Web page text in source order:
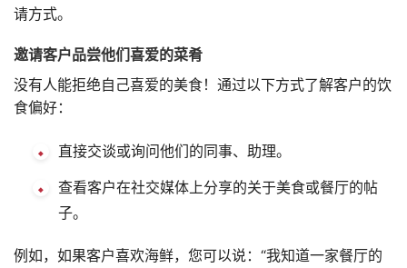
请方式。
邀请客户品尝他们喜爱的菜肴
没有人能拒绝自己喜爱的美食！通过以下方式了解客户的饮
食偏好：
直接交谈或询问他们的同事、助理。
查看客户在社交媒体上分享的关于美食或餐厅的帖
子。
例如，如果客户喜欢海鲜，您可以说：“我知道一家餐厅的